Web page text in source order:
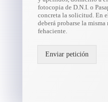
fotocopia de D.N.I. o
concreta la solicitud. En
deberá probarse la
fehaciente.
Enviar petición